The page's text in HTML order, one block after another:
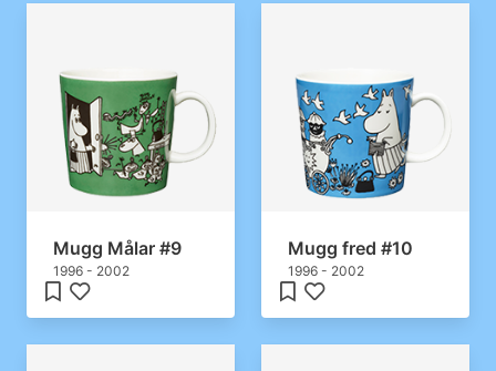
Mugg Målar #9
1996 - 2002
Mugg fred #10
1996 - 2002